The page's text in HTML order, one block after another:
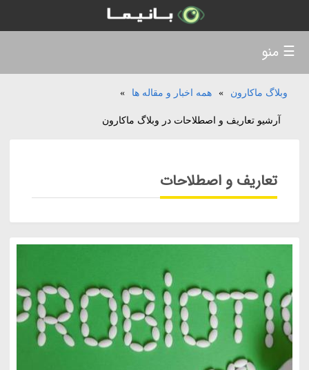
وبلاگ ماکارون » همه اخبار و مقاله ها »
آرشیو تعاریف و اصطلاحات در وبلاگ ماکارون
تعاریف و اصطلاحات
☰ منو